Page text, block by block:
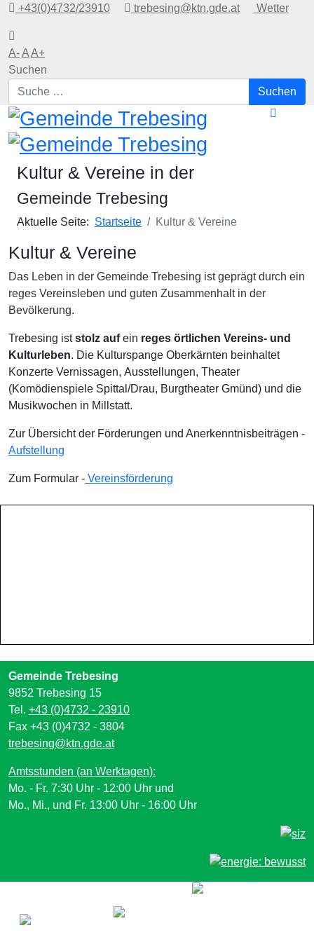
+43(0)4732/23910 trebesing@ktn.gde.at Wetter
A-AA+
Suchen
Suchen
Kultur & Vereine in der
Gemeinde Trebesing
Aktuelle Seite: Startseite Kultur & Vereine
Kultur & Vereine
Das Leben in der Gemeinde Trebesing ist geprägt durch ein
reges Vereinsleben und guten Zusammenhalt in der
Bevölkerung.
Trebesing iststolz aufein reges örtlichen Vereins- und
Kulturleben. Die Kulturspange Oberkärnten beinhaltet
Konzerte Vernissagen, Ausstellungen, Theater
(Komödienspiele Spittal/Drau, Burgtheater Gmünd) und die
Musikwochen in Millstatt.
Zur Übersicht der Förderungen und Anerkenntnisbeiträgen -
Aufstellung
Zum Formular - Vereinsförderung
Gemeinde Trebesing
9852 Trebesing 15
Tel. +43 (0)4732 - 23910
Fax +43 (0)4732 - 3804
trebesing@ktn.gde.at
Amtsstunden (an Werktagen):
Mo. - Fr. 7:30 Uhr - 12:00 Uhr und
Mo., Mi., und Fr. 13:00 Uhr - 16:00 Uhr